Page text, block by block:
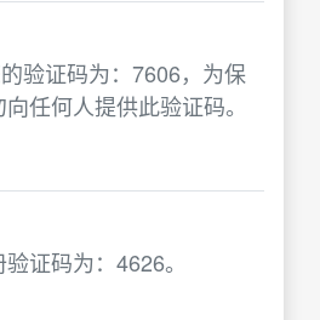
的验证码为：7606，为保
任何人提供此验证码。
证码为：4626。